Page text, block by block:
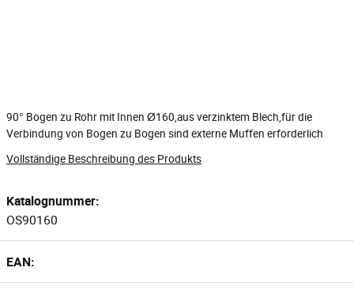
90° Bogen zu Rohr mit Innen Ø160,aus verzinktem Blech,für die
Verbindung von Bogen zu Bogen sind externe Muffen erforderlich
Vollständige Beschreibung des Produkts
Katalognummer:
OS90160
EAN: